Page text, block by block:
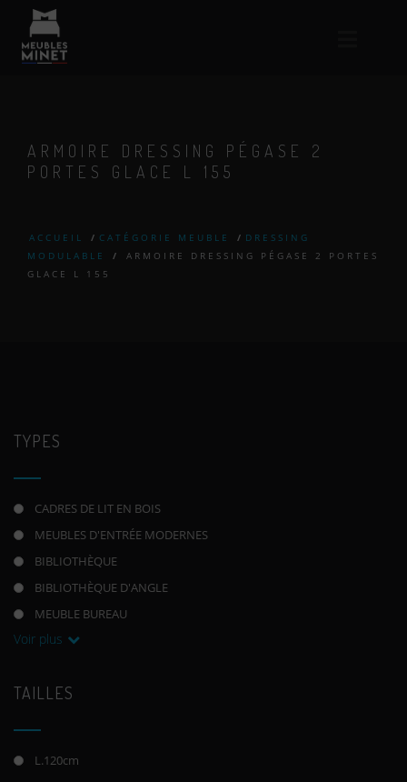
ARMOIRE DRESSING PÉGASE 2
PORTES GLACE L 155
ACCUEIL / CATÉGORIE MEUBLE / DRESSING
MODULABLE
/
ARMOIRE DRESSING PÉGASE 2 PORTES
GLACE L 155
TYPES
CADRES DE LIT EN BOIS
MEUBLES D'ENTRÉE MODERNES
BIBLIOTHÈQUE
BIBLIOTHÈQUE D'ANGLE
MEUBLE BUREAU
Voir plus
TAILLES
L.120cm